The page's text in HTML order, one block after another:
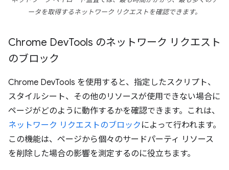
ータを取得するネットワーク リクエストを確認できます。
Chrome DevTools のネットワーク リクエスト
のブロック
Chrome DevTools を使用すると、指定したスクリプト、
スタイルシート、その他のリソースが使用できない場合に
ページがどのように動作するかを確認できます。これは、
ネットワーク リクエストのブロック によって行われます。
この機能は、ページから個々のサードパーティ リソース
を削除した場合の影響を測定するのに役立ちます。